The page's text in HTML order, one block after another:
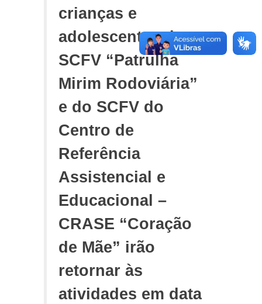
crianças e
adolescentes do
SCFV “Patrulha
Mirim Rodoviária”
e do SCFV do
Centro de
Referência
Assistencial e
Educacional –
CRASE “Coração
de Mãe” irão
retornar às
atividades em data